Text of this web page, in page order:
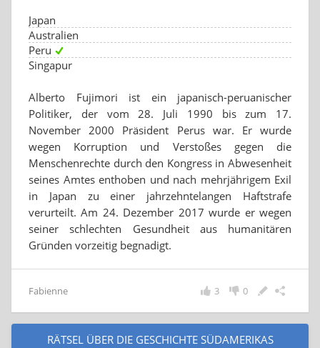
Japan
Australien
Peru
Singapur
Alberto Fujimori ist ein japanisch-peruanischer
Politiker, der vom 28. Juli 1990 bis zum 17.
November 2000 Präsident Perus war. Er wurde
wegen Korruption und Verstoßes gegen die
Menschenrechte durch den Kongress in Abwesenheit
seines Amtes enthoben und nach mehrjährigem Exil
in Japan zu einer jahrzehntelangen Haftstrafe
verurteilt. Am 24. Dezember 2017 wurde er wegen
seiner schlechten Gesundheit aus humanitären
Gründen vorzeitig begnadigt.
Fabienne 0
3
RÄTSEL ÜBER DIE GESCHICHTE SÜDAMERIKAS